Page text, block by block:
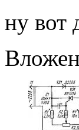
ну вот